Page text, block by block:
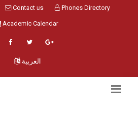
Contact us Phones Directory
Academic Calendar
العربية